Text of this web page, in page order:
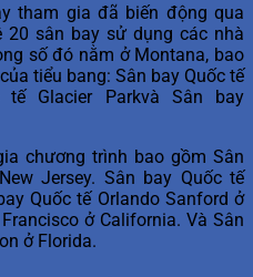
tham gia đã biến động qua
20 sân bay sử dụng các nhà
số đó nằm ở Montana, bao
tiểu bang: Sân bay Quốc tế
tế Glacier Parkvà Sân bay
chương trình bao gồm Sân
Jersey. Sân bay Quốc tế
Quốc tế Orlando Sanford ở
ở California. Và Sân
ở Florida.